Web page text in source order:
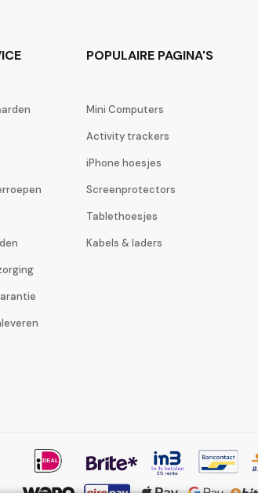
POPULAIRE PAGINA'S
Mini Computers
Activity trackers
iPhone hoesjes
Screenprotectors
Tablethoesjes
Kabels & laders